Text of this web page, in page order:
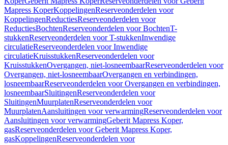
Mapress KoperKoppelingenReserveonderdelen voor
KoppelingenReductiesReserveonderdelen voor
ReductiesBochtenReserveonderdelen voor BochtenT-
stukkenReserveonderdelen voor T-stukkenInwendige
circulatieReserveonderdelen voor Inwendige
circulatieKruisstukkenReserveonderdelen voor
KruisstukkenOvergangen, niet-losneembaarReserveonderdelen voor
Overgangen, niet-losneembaarOvergangen en verbindingen,
losneembaarReserveonderdelen voor Overgangen en verbindingen,
losneembaarSluitingenReserveonderdelen voor
SluitingenMuurplatenReserveonderdelen voor
MuurplatenAansluitingen voor verwarmingReserveonderdelen voor
Aansluitingen voor verwarmingGeberit Mapress Koper,
gasReserveonderdelen voor Geberit Mapress Koper,
gasKoppelingenReserveonderdelen voor